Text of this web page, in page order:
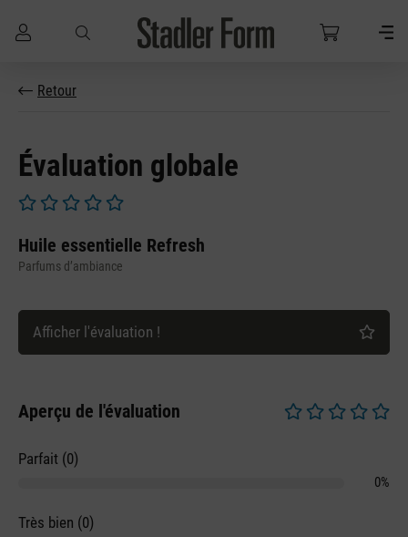
Passer au contenu principal
Retour
Évaluation globale
Huile essentielle Refresh
Parfums d’ambiance
Afficher l'évaluation !
Aperçu de l'évaluation
Parfait (0)
0%
Très bien (0)